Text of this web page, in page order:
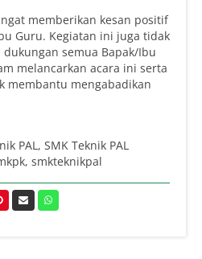
memberikan kesan positif
Guru. Kegiatan ini juga tidak
semua Bapak/Ibu
melancarkan acara ini serta
membantu mengabadikan
PAL, SMK Teknik PAL
, smkteknikpal